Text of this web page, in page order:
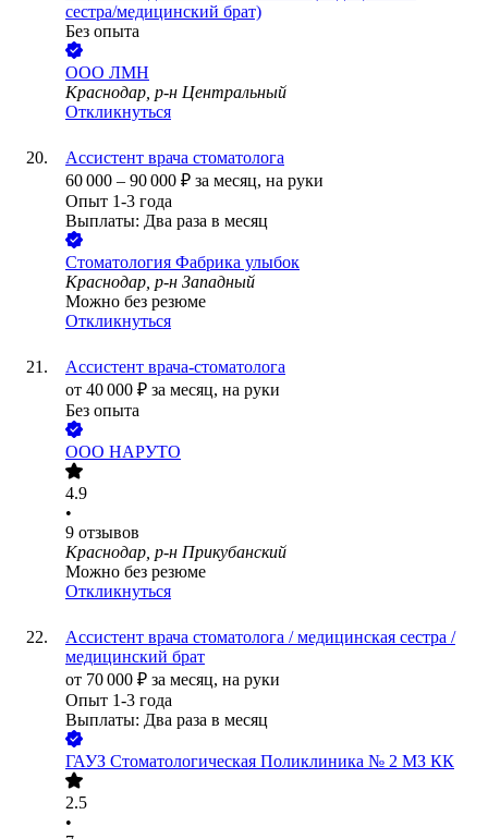
сестра/медицинский брат)
Без опыта
ООО ЛМН
Краснодар, р-н Центральный
Откликнуться
Ассистент врача стоматолога
60 000 – 90 000 ₽ за месяц, на руки
Опыт 1-3 года
Выплаты: Два раза в месяц
Стоматология Фабрика улыбок
Краснодар, р-н Западный
Можно без резюме
Откликнуться
Ассистент врача-стоматолога
от 40 000 ₽ за месяц, на руки
Без опыта
ООО НАРУТО
4.9
•
9 отзывов
Краснодар, р-н Прикубанский
Можно без резюме
Откликнуться
Ассистент врача стоматолога / медицинская сестра /
медицинский брат
от 70 000 ₽ за месяц, на руки
Опыт 1-3 года
Выплаты: Два раза в месяц
ГАУЗ Стоматологическая Поликлиника № 2 МЗ КК
2.5
•